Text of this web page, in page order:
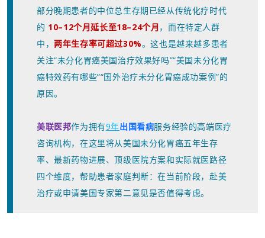
部分晚期患者的中位总生存期已经从传统化疗时代
的 10–12个月延长至18–24个月 ，而在特定人群
中，两年生存率可超过30%。这也是越来越多患者
关注“未分化胃癌美国治疗效果好吗”“美国未分化胃
癌特效药有哪些”“国外治疗未分化胃癌成功案例”的
原因。
美联医邦作为拥有9年出国看病服务经验的高端医疗
咨询机构，在这里将从美国未分化胃癌五年生存
率、最新药物进展、顶级医院方案和实际就医路径
四个维度，帮助患者家庭判断：在当前阶段，赴美
治疗或申请美国专家第二意见是否值得考虑。